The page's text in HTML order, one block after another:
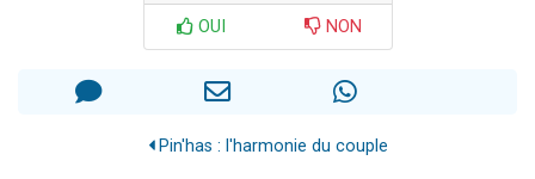
OUI NON
Pin'has : l'harmonie du couple